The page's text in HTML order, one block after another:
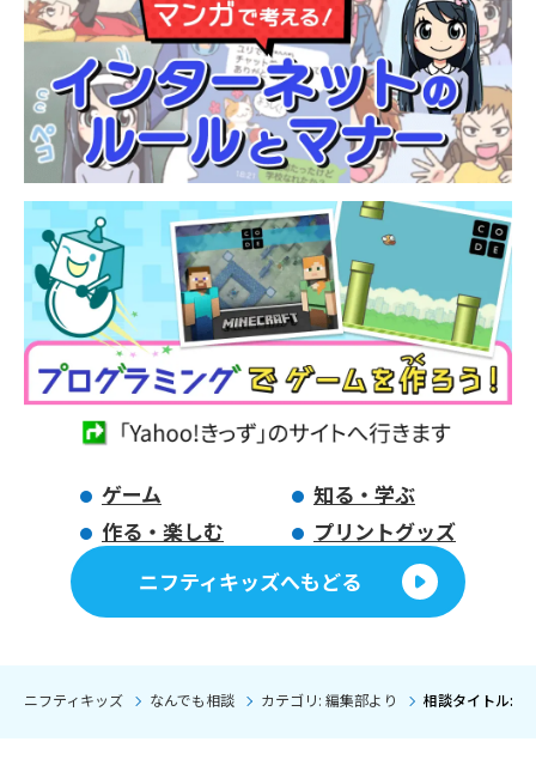
ゲーム
知る・学ぶ
作る・楽しむ
プリントグッズ
ニフティキッズへもどる
ニフティキッズ なんでも相談 カテゴリ: 編集部より 相談タイトル: